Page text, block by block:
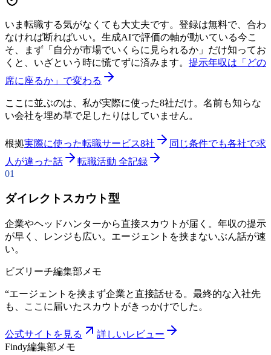
いま転職する気がなくても大丈夫です。登録は無料で、合わ
なければ断ればいい。生成AIで評価の軸が動いている今こ
そ、まず「自分が市場でいくらに見られるか」だけ知ってお
くと、いざという時に慌てずに済みます。 提示年収は「どの
席に座るか」で変わる
ここに並ぶのは、私が実際に使った8社だけ。名前も知らな
い会社を埋め草で足したりはしていません。
根拠実際に使った転職サービス8社
同じ条件でも各社で求
人が違った話
転職活動 全記録
01
ダイレクトスカウト型
企業やヘッドハンターから直接スカウトが届く。年収の提示
が早く、レンジも広い。エージェントを挟まないぶん話が速
い。
ビズリーチ編集部メモ
“エージェントを挟まず企業と直接話せる。最終的な入社先
も、ここに届いたスカウトがきっかけでした。
公式サイトを見る
詳しいレビュー
Findy編集部メモ